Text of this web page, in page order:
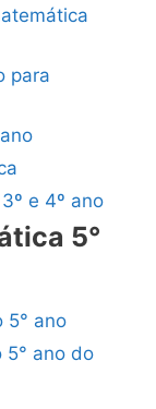
para
e 4º ano
5°
5° ano
5° ano do